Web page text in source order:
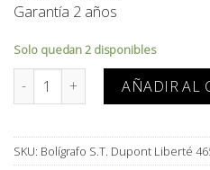
Garantía 2 años
Solo quedan 2 disponibles
Bolígrafo S.T. Dupont Liberté
AÑADIR AL
SKU: Bolígrafo S.T. Dupont Liberté